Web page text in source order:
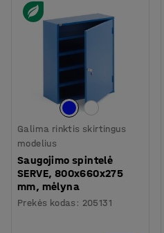
Galima rinktis skirtingus
modelius
Saugojimo spintelė
SERVE, 800x660x275
mm, mėlyna
Prekės kodas : 205131